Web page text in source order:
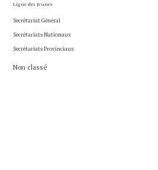
Ligue des Jeunes
Secrétariat Général
Secrétariats Nationaux
Secrétariats Provinciaux
Non classé